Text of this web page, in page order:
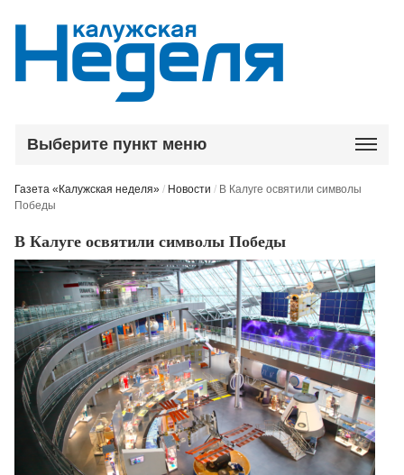
Выберите пункт меню
Газета «Калужская неделя» / Новости / В Калуге освятили символы
Победы
В Калуге освятили символы Победы